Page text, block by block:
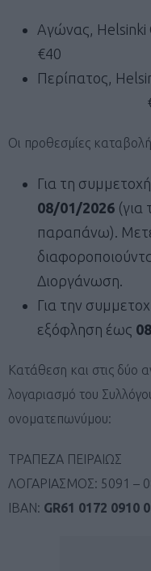
Αγώνας,
€40
Περίπατος,
Οι προθεσμίες
Για τη
08/01/2026 (για
παραπάνω).
Διοργάνωση.
Για την
εξόφληση έως
Κατάθεση και στις δύο
λογαριασμό του
ονοματεπωνύμου:
ΤΡΑΠΕZA ΠΕΙΡΑΙΩΣ
ΛΟΓΑΡΙΑΣΜΟΣ: 5091 –
IBAN: GR61 0172 0910